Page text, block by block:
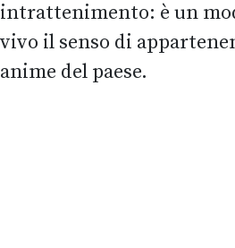
intrattenimento: è un
vivo il senso di
anime del paese.